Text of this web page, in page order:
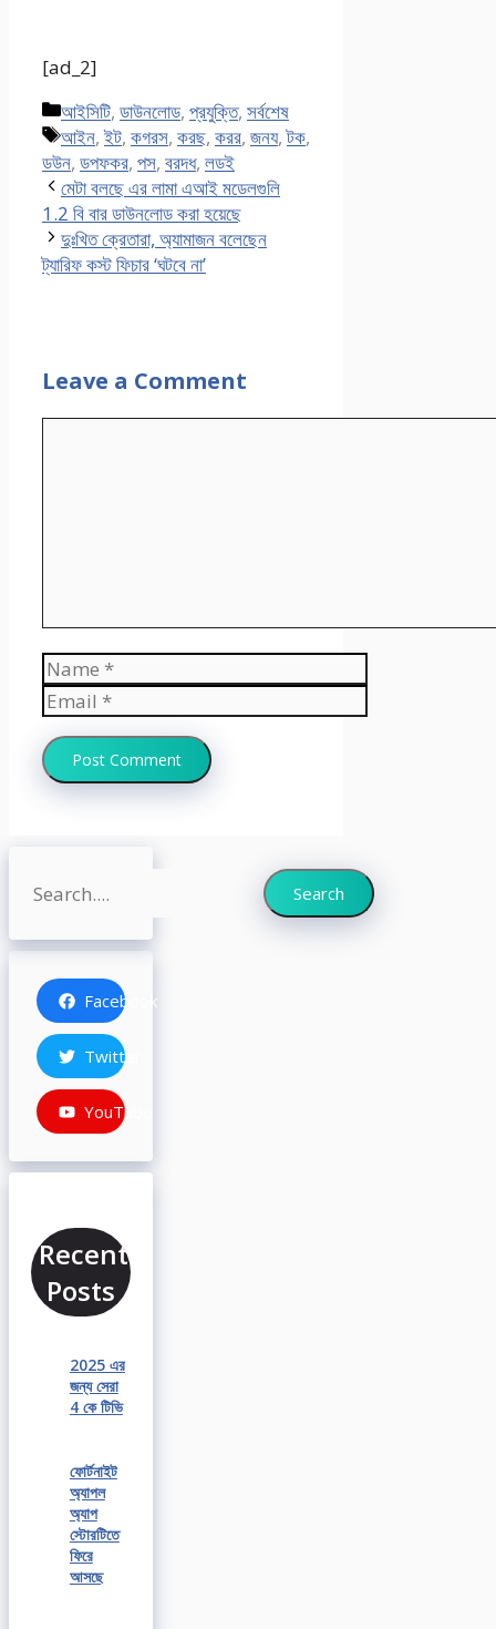
[ad_2]
Categories
আইসিটি, ডাউনলোড, প্রযুক্তি, সর্বশেষ
Tags
আইন,ইট, কগরস, করছ, করর, জনয,টক,
ডউন, ডপফকর, পস, বরদধ, লডই
মেটা বলছে এর লামা এআই মডেলগুলি
1.2 বি বার ডাউনলোড করা হয়েছে
দুঃখিত ক্রেতারা, অ্যামাজন বলেছেন
ট্যারিফ কস্ট ফিচার ‘ঘটবে না’
Leave a Comment
Name
Email
Search
Facebook
Twitter
YouTube
Recent
Posts
2025 এর
জন্য সেরা
4 কে টিভি
ফোর্টনাইট
অ্যাপল
অ্যাপ
স্টোরটিতে
ফিরে
আসছে